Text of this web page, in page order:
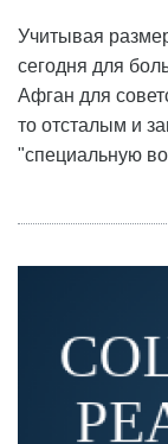
Учитывая
сегодня для
Афган для
то отсталым и
"специальную